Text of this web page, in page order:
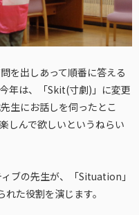
を出しあって順番に答える
年は、「Skit(寸劇)」に変更
生にお話しを伺ったとこ
しんで欲しいというねらい
ブの先生が、「Situation」
た役割を演じます。